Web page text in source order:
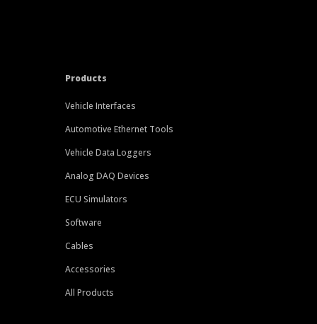
Products
Vehicle Interfaces
Automotive Ethernet Tools
Vehicle Data Loggers
Analog DAQ Devices
ECU Simulators
Software
Cables
Accessories
All Products